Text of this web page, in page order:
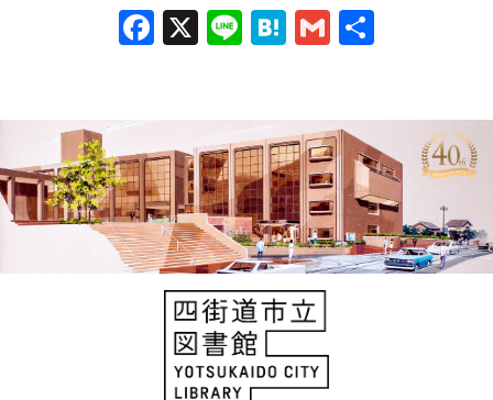
Facebook
X LineHatena
Gmail